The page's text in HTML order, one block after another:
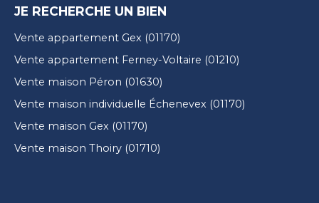
JE RECHERCHE UN BIEN
Vente appartement Gex (01170)
Vente appartement Ferney-Voltaire (01210)
Vente maison Péron (01630)
Vente maison individuelle Échenevex (01170)
Vente maison Gex (01170)
Vente maison Thoiry (01710)